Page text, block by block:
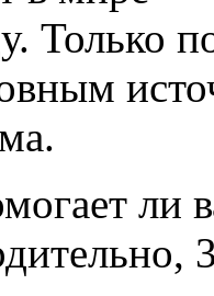
Только
ли